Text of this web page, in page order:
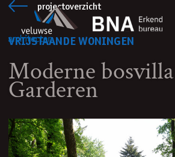
Ga naar inhoudprojectoverzicht
VRIJSTAANDE WONINGEN
Moderne
Garderen